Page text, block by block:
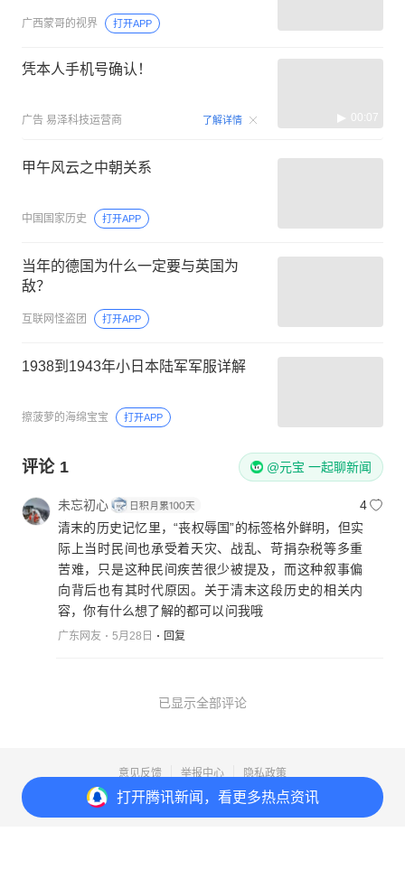
打开腾讯新闻，看更多热点资讯
广西蒙哥的视界 打开APP
凭本人手机号确认！
广告 易泽科技运营商 了解详情 00:07
甲午风云之中朝关系
中国国家历史 打开APP
当年的德国为什么一定要与英国为
敌？
互联网怪盗团 打开APP
1938到1943年小日本陆军军服详解
擦菠萝的海绵宝宝 打开APP
评论 1 @元宝 一起聊新闻
未忘初心
4
清末的历史记忆里，“丧权辱国”的标签格外鲜明，但实
际上当时民间也承受着天灾、战乱、苛捐杂税等多重
苦难，只是这种民间疾苦很少被提及，而这种叙事偏
向背后也有其时代原因。关于清末这段历史的相关内
容，你有什么想了解的都可以问我哦
广东网友 5月28日 回复
已显示全部评论
意见反馈 举报中心 隐私政策
Copyright© 1998-2026 Tencent.All Rights Reserved